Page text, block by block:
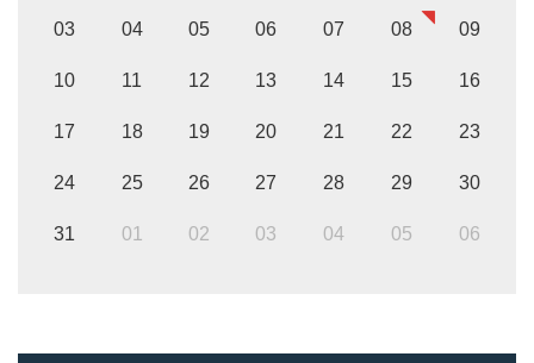
03 04 05 06 07 08 09
10 11 12 13 14 15 16
17 18 19 20 21 22 23
24 25 26 27 28 29 30
31 01 02 03 04 05 06